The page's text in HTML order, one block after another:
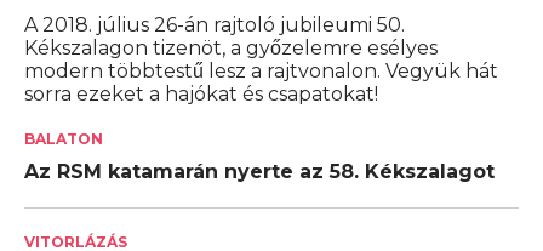
A 2018. július 26-án rajtoló jubileumi 50.
Kékszalagon tizenöt, a győzelemre esélyes
modern többtestű lesz a rajtvonalon. Vegyük hát
sorra ezeket a hajókat és csapatokat!
BALATON
Az RSM katamarán nyerte az 58. Kékszalagot
VITORLÁZÁS